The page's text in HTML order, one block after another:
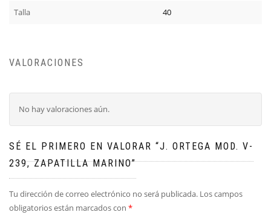
Talla 40
VALORACIONES
No hay valoraciones aún.
SÉ EL PRIMERO EN VALORAR “J. ORTEGA MOD. V-
239, ZAPATILLA MARINO”
Tu dirección de correo electrónico no será publicada. Los campos
obligatorios están marcados con *